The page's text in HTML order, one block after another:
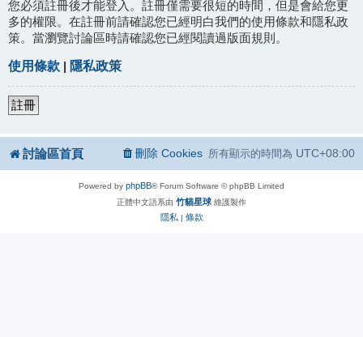
您必須註冊後才能登入。註冊僅需要很短的時間，但是會給您更
多的權限。在註冊前請確認您已經明白我們的使用條款和隱私政
策。當瀏覽討論區時請確認您已經閱讀過版面規則。
使用條款 | 隱私政策
註冊
討論區首頁 所有顯示的時間為 UTC+08:00
刪除 Cookies
Powered by phpBB® Forum Software © phpBB Limited
正體中文語系由 竹貓星球 維護製作
隱私 | 條款